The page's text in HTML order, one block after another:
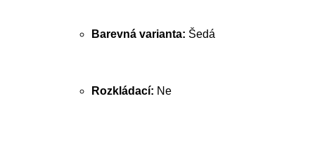
Barevná varianta: Šedá
Rozkládací: Ne